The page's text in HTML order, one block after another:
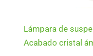
Lámpara de
Acabado cristal